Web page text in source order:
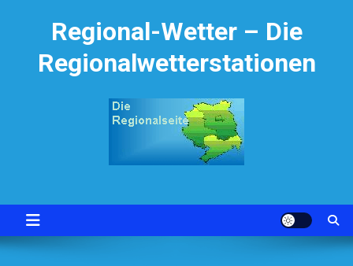
Regional-Wetter – Die
Regionalwetterstationen